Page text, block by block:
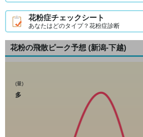
花粉症チェックシート
あなたはどのタイプ？花粉症診断
花粉の飛散ピーク予想 (新潟-下越)
(量)
多